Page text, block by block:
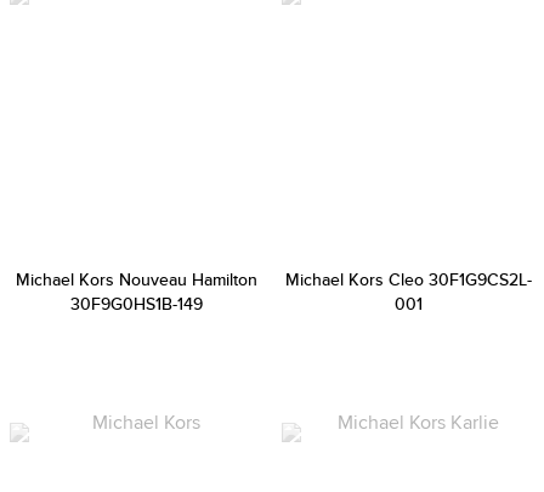
Michael Kors Nouveau Hamilton
30F9G0HS1B-149
Michael Kors Cleo 30F1G9CS2L-
001